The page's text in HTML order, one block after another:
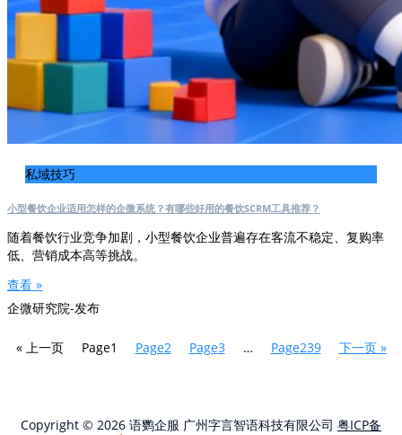
私域技巧
小型餐饮企业适用怎样的企微系统？有哪些好用的餐饮SCRM工具推荐？
随着餐饮行业竞争加剧，小型餐饮企业普遍存在客流不稳定、复购率
低、营销成本高等挑战。
查看 »
企微研究院-发布
« 上一页 Page1 Page2 Page3 … Page239 下一页 »
Copyright © 2026 语鹦企服 广州字言智语科技有限公司 粤ICP备